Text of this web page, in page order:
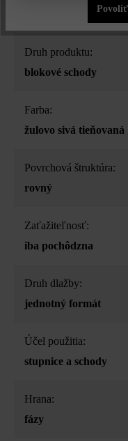
Druh produktu:
blokové schody
Farba:
žulovo sivá tieňovaná
Povrchová štruktúra:
rovný
Zaťažiteľnosť:
iba pochôdzna
Druh dlažby:
jednotný formát
Účel použitia:
stupnice a schody
Hrana:
fázy
Povoliť